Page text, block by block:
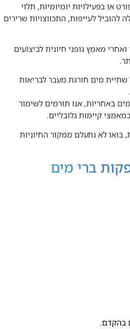
או בפעילויות יומיומיות, תלוי
להוביל לעייפות, התכווצויות שרירים
מאמץ גופני חיונית לביצועים
מים חורגת מעבר לבריאות
באחריות, אנו תורמים לשימור
קיימות גלובליים.
לא נתעלם ממקור החיוניות
ברי מים
בהקדם.